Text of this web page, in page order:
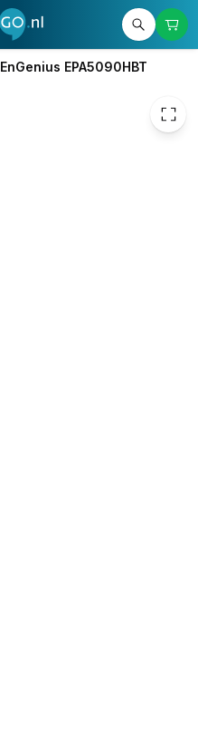
EnGenius EPA5090HBT